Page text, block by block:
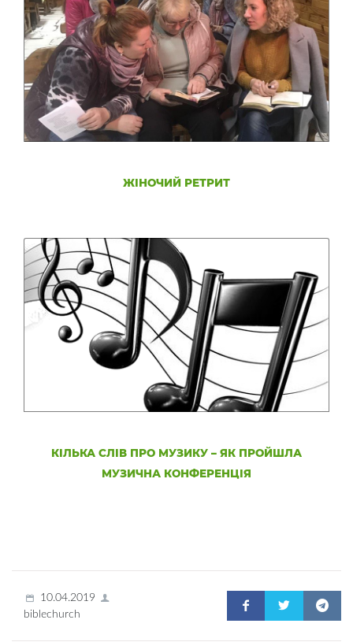
ЖІНОЧИЙ РЕТРИТ
КІЛЬКА СЛІВ ПРО МУЗИКУ – ЯК ПРОЙШЛА
МУЗИЧНА КОНФЕРЕНЦІЯ
10.04.2019
biblechurch